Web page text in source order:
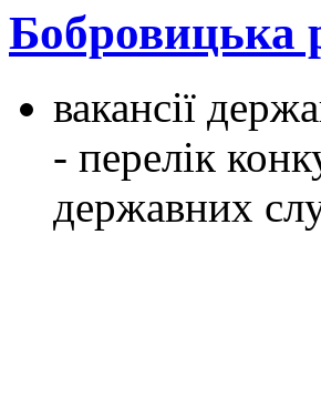
вакансії
- перелік
державних